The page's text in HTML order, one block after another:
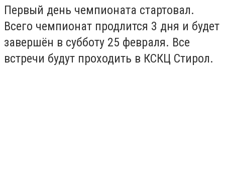
Первый день чемпионата стартовал.
Всего чемпионат продлится 3 дня и будет
завершён в субботу 25 февраля. Все
встречи будут проходить в КСКЦ Стирол.